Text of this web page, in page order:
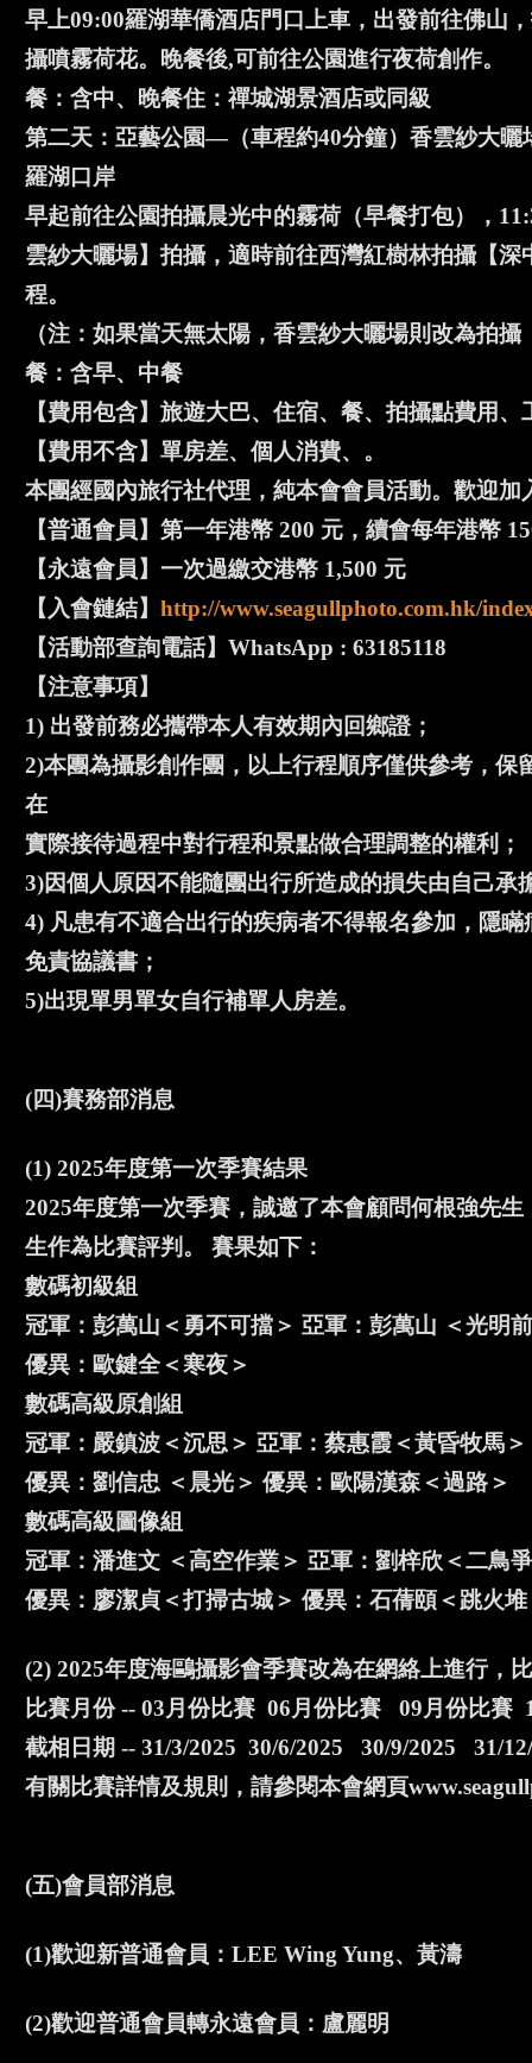
早上09:00羅湖華僑酒店門口上車，出發前往佛山
攝噴霧荷花。晚餐後,可前往公園進行夜荷創作。
餐：含中、晚餐住：禪城湖景酒店或同級
第二天：亞藝公園—（車程約40分鐘）香雲紗大
羅湖口岸
早起前往公園拍攝晨光中的霧荷（早餐打包），
雲紗大曬場】拍攝，適時前往西灣紅樹林拍攝【
程。
（注：如果當天無太陽，香雲紗大曬場則改為拍
餐：含早、中餐
【費用包含】旅遊大巴、住宿、餐、拍攝點費用
【費用不含】單房差、個人消費、。
本團經國內旅行社代理，純本會會員活動。歡迎加
【普通會員】第一年港幣 200 元，續會每年港幣
【永遠會員】一次過繳交港幣 1,500 元
【入會鏈結】 http://www.seagullphoto.com.hk/
【活動部查詢電話】WhatsApp : 63185118
【注意事項】
1) 出發前務必攜帶本人有效期內回鄉證；
2)本團為攝影創作團，以上行程順序僅供參考，
在
實際接待過程中對行程和景點做合理調整的權利；
3)因個人原因不能隨團出行所造成的損失由自己承
4) 凡患有不適合出行的疾病者不得報名參加，隱
免責協議書；
5)出現單男單女自行補單人房差。
(四)賽務部消息
(1) 2025年度第一次季賽結果
2025年度第一次季賽，誠邀了本會顧問何根強先
生作為比賽評判。 賽果如下：
數碼初級組
冠軍：彭萬山＜勇不可擋＞ 亞軍：彭萬山 ＜光明
優異：歐鍵全＜寒夜＞
數碼高級原創組
冠軍：嚴鎮波＜沉思＞ 亞軍：蔡惠霞＜黃昏牧馬
優異：劉信忠 ＜晨光＞ 優異：歐陽漢森＜過路＞
數碼高級圖像組
冠軍：潘進文 ＜高空作業＞ 亞軍：劉梓欣＜二鳥
優異：廖潔貞＜打掃古城＞ 優異：石蒨頤＜跳火堆
(2) 2025年度海鷗攝影會季賽改為在網絡上進行，
比賽月份 -- 03月份比賽 06月份比賽 09月份比賽
截相日期 -- 31/3/2025 30/6/2025 30/9/2025 31/
有關比賽詳情及規則，請參閱本會網頁
(五)會員部消息
(1)歡迎新普通會員：LEE Wing Yung、黃濤
(2)歡迎普通會員轉永遠會員：盧麗明